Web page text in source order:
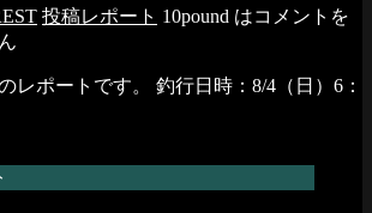
投稿レポート 10pound はコメントを
レポートです。 釣行日時：8/4（日）6：